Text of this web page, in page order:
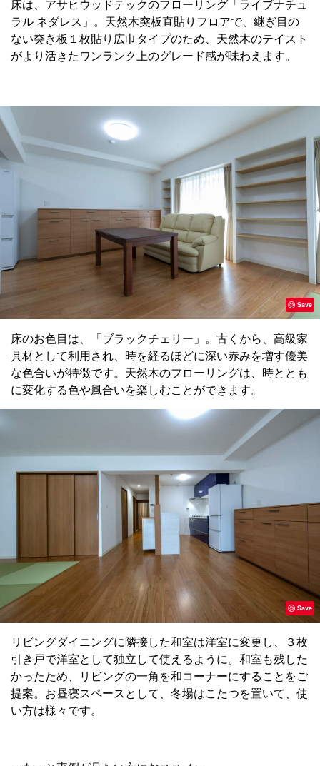
床は、アサヒウッドテックのフローリング「ライブナチュ
ラル ネダレス」。天然木突板直貼りフロアで、継ぎ目の
ない突き板１枚貼り広巾タイプのため、天然木のテイスト
がより活きたワンランク上のグレード感が味わえます。
Save
床のお色目は、「ブラックチェリー」。古くから、高級家
具材として利用され、時を経るほどに深い赤みを増す優美
な色合いが特徴です。天然木のフローリングは、時ととも
に変化する色や風合いを楽しむことができます。
Save
リビングダイニングに隣接した和室は洋室に変更し、３枚
引き戸で洋室として独立して使えるように。和室も残した
かったため、リビングの一角を和コーナーにすることをご
提案。お昼寝スペースとして、冬場はこたつを置いて、使
い方は様々です。